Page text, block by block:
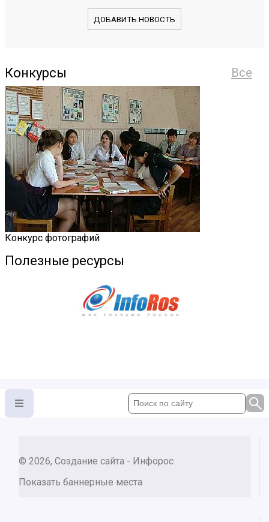
ДОБАВИТЬ НОВОСТЬ
Все
Конкурсы
Конкурс фотографий
Полезные ресурсы
© 2026, Создание сайта - Инфорос
Показать баннерные места